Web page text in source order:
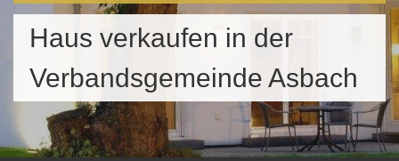
Haus verkaufen in der
Verbandsgemeinde Asbach